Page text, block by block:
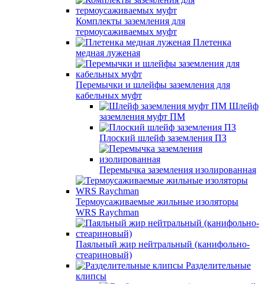
Комплекты заземления для
термоусаживаемых муфт
Плетенка
медная луженая
Перемычки и шлейфы заземления для
кабельных муфт
Шлейф
заземления муфт ПМ
Плоский шлейф заземления ПЗ
Перемычка заземления изолированная
Термоусаживаемые жильные изоляторы
WRS Raychman
Паяльный жир нейтральный (канифольно-
стеариновый)
Разделительные
клипсы